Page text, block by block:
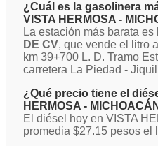
¿Cuál es la gasolinera
VISTA HERMOSA -
La estación más barata es
DE CV, que vende el litro
km 39+700 L. D. Tramo
carretera La Piedad -
¿Qué precio tiene el
HERMOSA -
El diésel hoy en VISTA
promedia $27.15 pesos el